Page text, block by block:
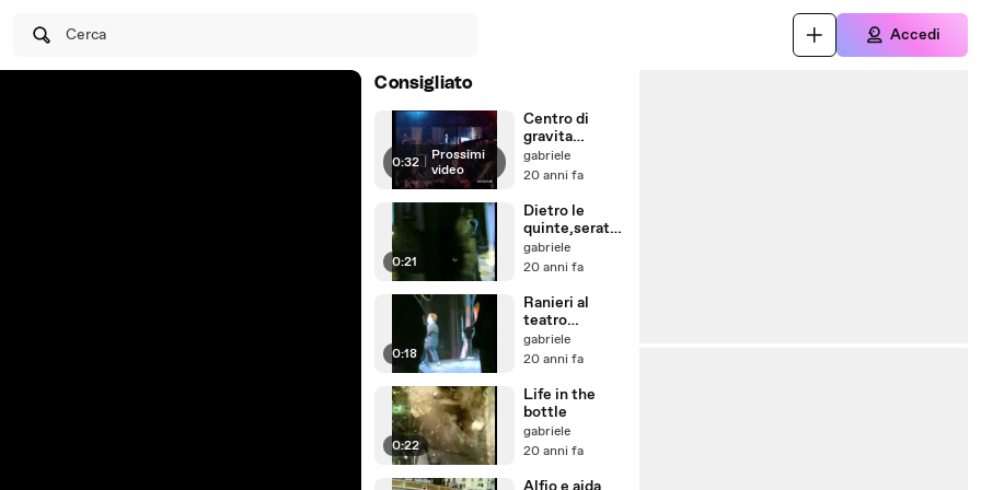
Cerca Accedi
Consigliato
0:32
Prossimi
video
Centro di
gravita
permanente
gabriele
20 anni fa
0:21
Dietro le
quinte,serata
dino ferrari
gabriele
20 anni fa
0:18
Ranieri al
teatro
manzoni
gabriele
20 anni fa
0:22
Life in the
bottle
gabriele
20 anni fa